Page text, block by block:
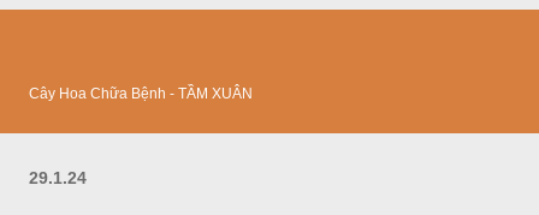
Cây Hoa Chữa Bệnh - TẦM XUÂN
29.1.24